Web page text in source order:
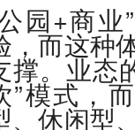
园+商
，而这种
撑。业态
”模式，
、休闲型